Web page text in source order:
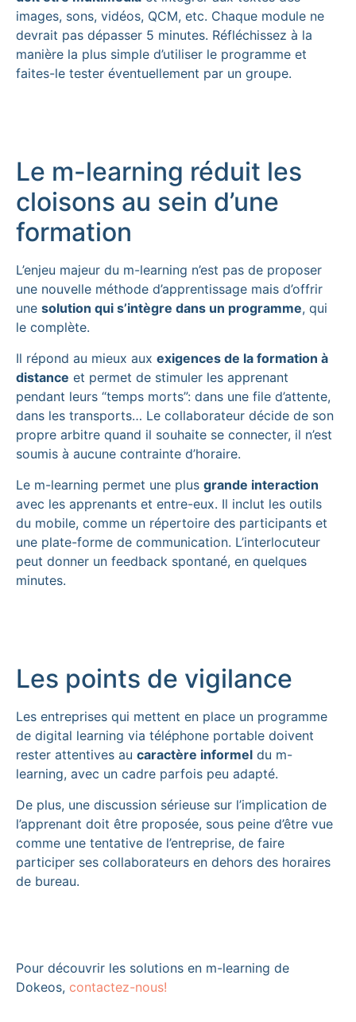
images, sons, vidéos, QCM, etc. Chaque module ne
devrait pas dépasser 5 minutes. Réfléchissez à la
manière la plus simple d’utiliser le programme et
faites-le tester éventuellement par un groupe.
Le m-learning réduit les
cloisons au sein d’une
formation
L’enjeu majeur du m-learning n’est pas de proposer
une nouvelle méthode d’apprentissage mais d’offrir
une solution qui s’intègre dans un programme, qui
le complète.
Il répond au mieux aux exigences de la formation à
distance et permet de stimuler les apprenant
pendant leurs “temps morts”: dans une file d’attente,
dans les transports… Le collaborateur décide de son
propre arbitre quand il souhaite se connecter, il n’est
soumis à aucune contrainte d’horaire.
Le m-learning permet une plus grande interaction
avec les apprenants et entre-eux. Il inclut les outils
du mobile, comme un répertoire des participants et
une plate-forme de communication. L’interlocuteur
peut donner un feedback spontané, en quelques
minutes.
Les points de vigilance
Les entreprises qui mettent en place un programme
de digital learning via téléphone portable doivent
rester attentives au caractère informel du m-
learning, avec un cadre parfois peu adapté.
De plus, une discussion sérieuse sur l’implication de
l’apprenant doit être proposée, sous peine d’être vue
comme une tentative de l’entreprise, de faire
participer ses collaborateurs en dehors des horaires
de bureau.
Pour découvrir les solutions en m-learning de
Dokeos, contactez-nous!